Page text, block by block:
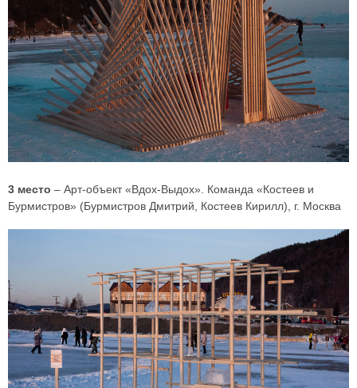
3 место – Арт-объект «Вдох-Выдох». Команда «Костеев и
Бурмистров» (Бурмистров Дмитрий, Костеев Кирилл), г. Москва